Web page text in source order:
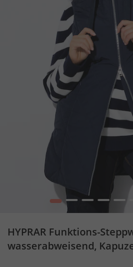
1 2 3 4 5
HYPRAR Funktions-
wasserabweisend,